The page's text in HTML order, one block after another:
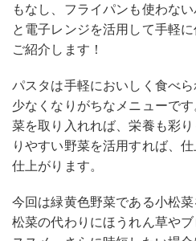
もなし、フライパンも使わな
と電子レンジを活用して手軽
ご紹介します！
パスタは手軽においしく食べ
少なくなりがちなメニューで
菜を取り入れれば、栄養も彩
りやすい野菜を活用すれば、
仕上がります。
今回は緑黄色野菜である小松
松菜の代わりにほうれん草や